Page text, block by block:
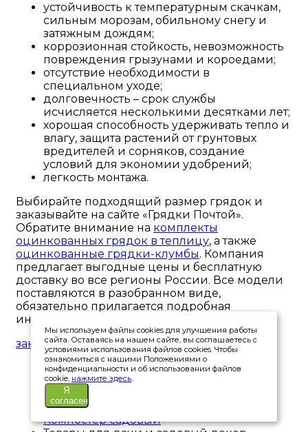
закрыть
Грядки оцинкованные
Грядки с полимерным покрытием
Клумбы оцинкованные
Комплекты грядок в теплицу
Компостер садовый
устойчивость к температурным скачкам,
сильным морозам, обильному снегу и
затяжным дождям;
коррозионная стойкость, невозможность
повреждения грызунами и короедами;
отсутствие необходимости в
специальном уходе;
долговечность – срок службы
исчисляется несколькими десятками лет;
хорошая способность удерживать тепло и
влагу, защита растений от грунтовых
вредителей и сорняков, создание
условий для экономии удобрений;
легкость монтажа.
Выбирайте подходящий размер грядок и
заказывайте на сайте «Грядки Почтой».
Обратите внимание на комплекты
оцинкованных грядок в теплицу, а также
оцинкованные грядки-клумбы. Компания
предлагает выгодные цены и бесплатную
доставку во все регионы России. Все модели
поставляются в разобранном виде,
обязательно прилагается подробная
инструкция по сборке.
Мы используем файлы cookies для улучшения работы
сайта. Оставаясь на нашем сайте, вы соглашаетесь с
условиями использования файлов cookies. Чтобы
ознакомиться с нашими Положениями о
конфиденциальности и об использовании файлов
cookie, нажмите здесь.
Я
согласен